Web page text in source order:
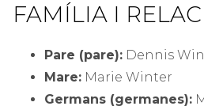
FAMÍLIA I
Pare (pare): Dennis
Mare: Marie Winter
Germans (germanes):